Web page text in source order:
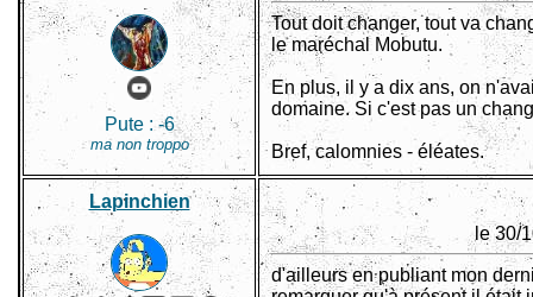
Pute : -6
ma non troppo
Tout doit changer, tout va
le maréchal Mobutu.
En plus, il y a dix ans, on
domaine. Si c'est pas un
Bref, calomnies - éléates.
Lapinchien
le 30/
d'ailleurs en publiant mon